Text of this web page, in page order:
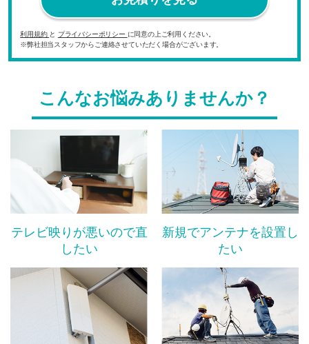
利用規約 と プライバシーポリシー に同意の上ご利用ください。
※弊社担当スタッフからご連絡させていただく場合がございます。
こんなお悩みありませんか？
テレビ映りが悪いので直
したい
新規でアンテナを設置し
たい